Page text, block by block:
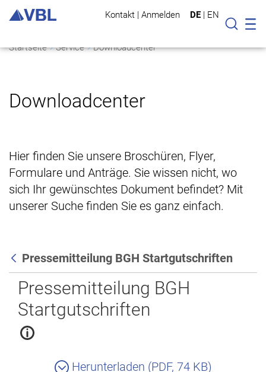
Kontakt | Anmelden DE | EN
Suche
Startseite Service Downloadcenter
Downloadcenter
Hier finden Sie unsere Broschüren, Flyer,
Formulare und Anträge. Sie wissen nicht, wo
sich Ihr gewünschtes Dokument befindet? Mit
unserer Suche finden Sie es ganz einfach.
Zurück
Pressemitteilung BGH Startgutschriften
Pressemitteilung BGH
Startgutschriften
Herunterladen (PDF, 74 KB)